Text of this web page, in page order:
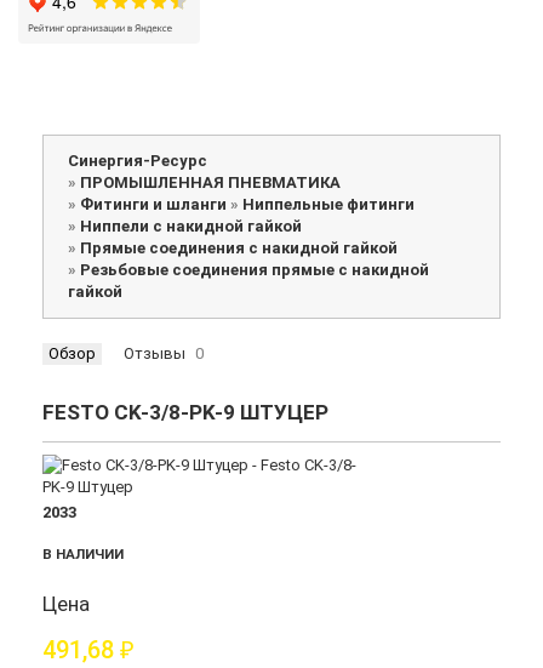
Синергия-Ресурс
» ПРОМЫШЛЕННАЯ ПНЕВМАТИКА
» Фитинги и шланги » Ниппельные фитинги
» Ниппели с накидной гайкой
» Прямые соединения с накидной гайкой
» Резьбовые соединения прямые с накидной
гайкой
Обзор Отзывы 0
FESTO CK-3/8-PK-9 ШТУЦЕР
2033
В НАЛИЧИИ
Цена
491,68 ₽